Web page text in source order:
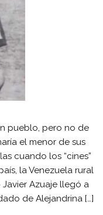
pueblo, pero no de
el menor de sus
cuando los “cines”
la Venezuela rural
Azuaje llegó a
de Alejandrina […]